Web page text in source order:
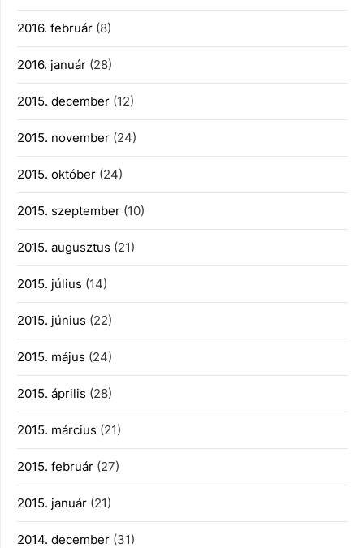
2016. február (8)
2016. január (28)
2015. december (12)
2015. november (24)
2015. október (24)
2015. szeptember (10)
2015. augusztus (21)
2015. július (14)
2015. június (22)
2015. május (24)
2015. április (28)
2015. március (21)
2015. február (27)
2015. január (21)
2014. december (31)